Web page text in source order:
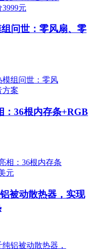
问世：零风扇、零
36根内存条+RGB
被动散热器，实现